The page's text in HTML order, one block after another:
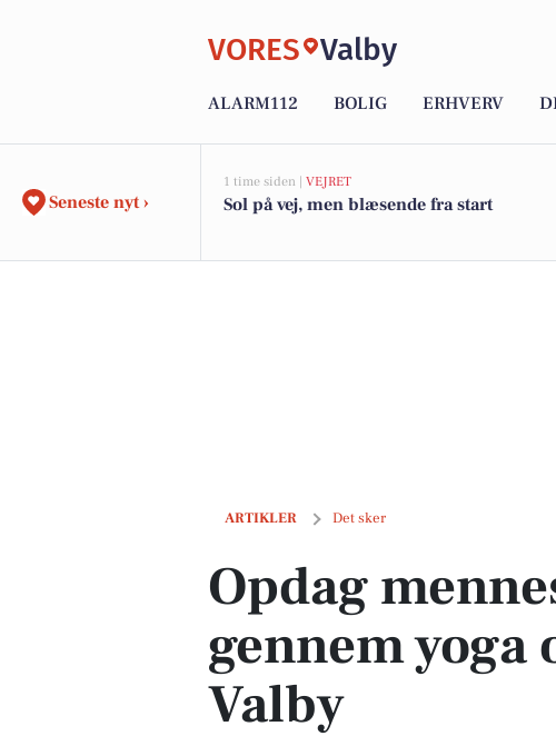
VORES Valby
ALARM112 BOLIG ERHVERV
Seneste nyt ›
1 time siden | VEJRET
Sol på vej, men blæsende fra start
ARTIKLER Det sker
Opdag menneskets essens gennem yoga og
Opdag
gennem yoga
Valby